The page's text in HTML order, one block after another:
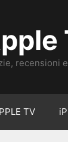
recensioni
TV